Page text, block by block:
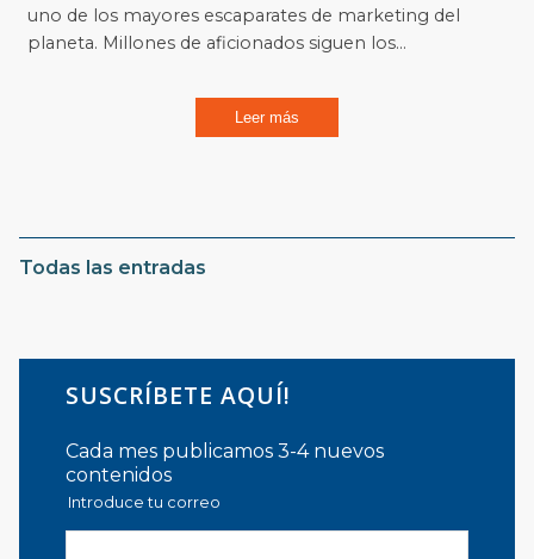
uno de los mayores escaparates de marketing del
planeta. Millones de aficionados siguen los...
Leer más
Todas las entradas
SUSCRÍBETE AQUÍ!
Cada mes publicamos 3-4 nuevos
contenidos
Introduce tu correo